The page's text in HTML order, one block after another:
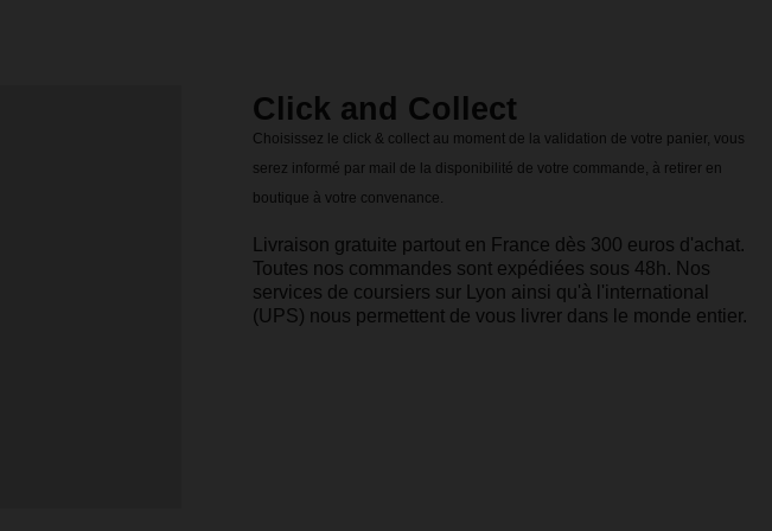
Click and Collect
Choisissez le click & collect au moment de la validation de votre panier, vous
serez informé par mail de la disponibilité de votre commande, à retirer en
boutique à votre convenance.
Livraison gratuite partout en France dès 300 euros d'achat.
Toutes nos commandes sont expédiées sous 48h. Nos
services de coursiers sur Lyon ainsi qu'à l'international
(UPS) nous permettent de vous livrer dans le monde entier.